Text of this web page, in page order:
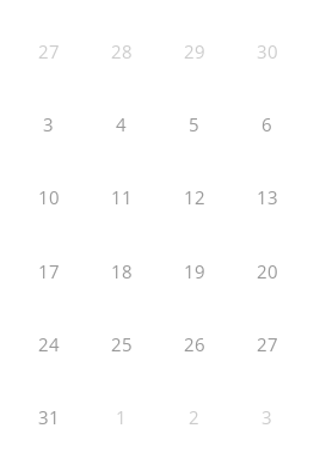
27 28 29 30
3 4 5 6
10 11 12 13
17 18 19 20
24 25 26 27
31 1 2 3